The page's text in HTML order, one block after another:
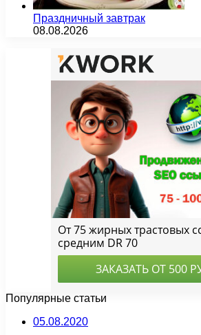
Праздничный завтрак
08.08.2026
Популярные статьи
05.08.2020